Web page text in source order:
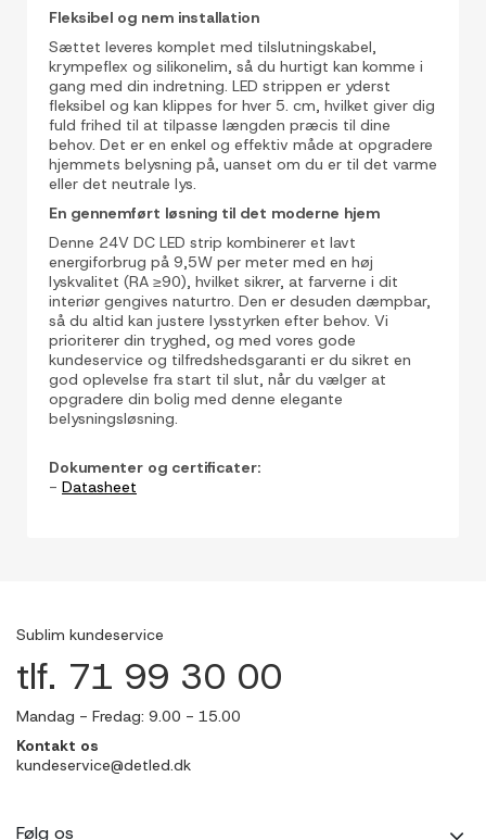
Fleksibel og nem installation
Sættet leveres komplet med tilslutningskabel,
krympeflex og silikonelim, så du hurtigt kan komme i
gang med din indretning. LED strippen er yderst
fleksibel og kan klippes for hver 5. cm, hvilket giver dig
fuld frihed til at tilpasse længden præcis til dine
behov. Det er en enkel og effektiv måde at opgradere
hjemmets belysning på, uanset om du er til det varme
eller det neutrale lys.
En gennemført løsning til det moderne hjem
Denne 24V DC LED strip kombinerer et lavt
energiforbrug på 9,5W per meter med en høj
lyskvalitet (RA ≥90), hvilket sikrer, at farverne i dit
interiør gengives naturtro. Den er desuden dæmpbar,
så du altid kan justere lysstyrken efter behov. Vi
prioriterer din tryghed, og med vores gode
kundeservice og tilfredshedsgaranti er du sikret en
god oplevelse fra start til slut, når du vælger at
opgradere din bolig med denne elegante
belysningsløsning.
Dokumenter og certificater:
- Datasheet
Sublim kundeservice
tlf. 71 99 30 00
Mandag - Fredag: 9.00 - 15.00
Kontakt os
kundeservice@detled.dk
Følg os